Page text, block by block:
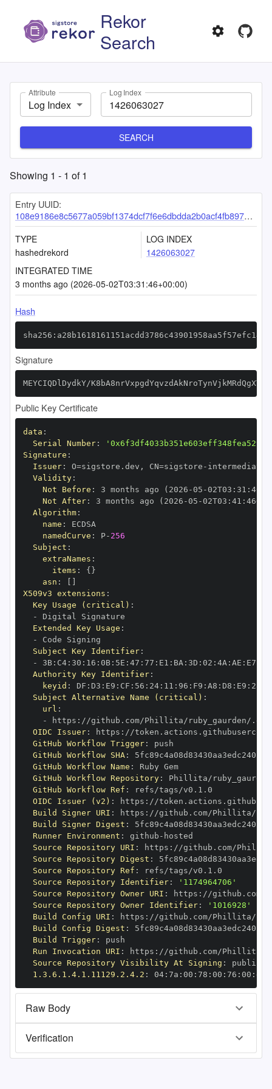
Rekor
Search
Attribute
Log Index
Log Index
SEARCH
Showing 1 - 1 of1
Entry UUID:
108e9186e8c5677a059bf1374dcf7f6e6dbdda2b0acf4fb8971d38dcbd4f7a636779f3ec5da2b03b
TYPE
hashedrekord
LOG INDEX
1426063027
INTEGRATED TIME
3 months ago (2026-05-02T03:31:46+00:00)
Hash
Signature
MEYCIQDlDydkY/
Public Key Certificate
data :
Serial Number:
Signature :
Issuer: O=sigstore.dev , CN=sigstore -
Validity:
Not Before : 3 months ago (2026 -05 -02T03 : 31 :
Not After: 3 months ago (2026 -05 -02T03 : 41 : 46+00
Algorithm:
name :
namedCurve : P- 256
Subject :
extraNames :
items : { }
asn :
X509v3 extensions :
Key Usage (critical) :
-
Extended Key Usage :
-
Subject Key Identifier:
-
3B: C4: 30 : 16 : 0B: 5E : 47 : 77 : E1 : BA : 3D : 02 : 4A : AE : E7
Authority Key Identifier:
keyid : DF : D3 : E9 : CF : 56 : 24: 11 : 96 : F9 : A8 : D8 : E9 : 28
Subject Alternative Name (critical) :
url :
-
https : //github.com/Phillita/ruby_gaurden/
OIDC Issuer: https :
GitHub Workflow Trigger:
GitHub Workflow SHA:
GitHub Workflow Name :
Ruby Gem
GitHub Workflow Repository:
GitHub Workflow Ref :
OIDC Issuer (v2) : https :
Build Signer URI : https : //github.com/Phillita/
Build Signer Digest :
Runner Environment : github -
Source Repository URI : https :
Source Repository Digest :
Source Repository Ref :
Source Repository Identifier:
'1174964706'
Source Repository Owner URI : https :
Source Repository Owner Identifier:
'1016928'
Build Config URI : https : //github.com/Phillita/
Build Config Digest :
Build Trigger:
Run Invocation URI : https :
Source Repository Visibility At Signing :
1.3.6.1.4.1.11129.2.4.2 : 04: 7a : 00 : 78 : 00 : 76 : 00 : dd
Raw Body
Verification